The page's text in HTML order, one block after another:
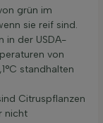
grün im
sie reif sind.
in der USDA-
von
standhalten
Citruspflanzen
nicht